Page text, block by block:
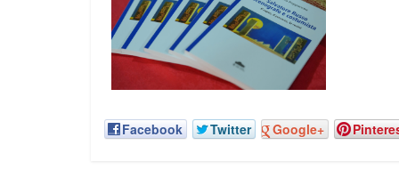
Facebook Twitter Google+